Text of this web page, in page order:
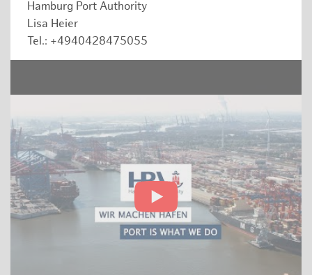
Hamburg Port Authority
Lisa Heier
Tel.: +4940428475055